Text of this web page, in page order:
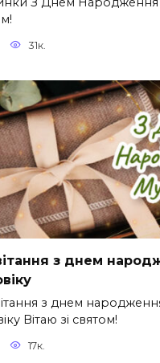
31к.
з днем
з днем
Вітаю зі святом!
17к.